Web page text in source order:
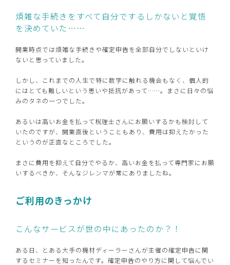
煩雑な手続きをすべて自分でするしかないと覚悟
を決めていた……
開業時点では煩雑な手続きや確定申告を全部自分でしないといけ
ないと思っていました。
しかし、これまでの人生で特に数字に触れる機会もなく、個人的
にはとても難しいという思いや抵抗があって……。まさに日々の悩
みのタネの一つでした。
あるいは高いお金を払って税理士さんにお願いするかも検討して
いたのですが、開業直後ということもあり、費用は抑えたかった
というのが正直なところでした。
まさに費用を抑えて自分でやるか、高いお金を払って専門家にお願
いするべきか、そんなジレンマが常にありましたね。
ご利用のきっかけ
こんなサービスが世の中にあったのか？！
ある日、とある大手の機材ディーラーさんが主催の確定申告に関
するセミナーを知ったんです。確定申告のやり方に関して悩んでい